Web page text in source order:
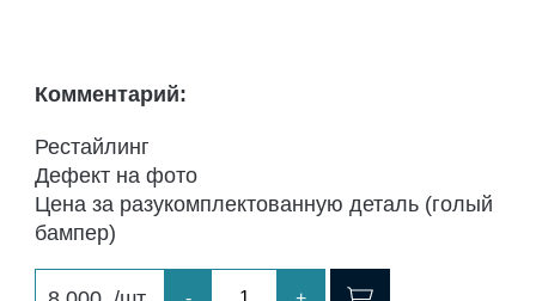
Комментарий:
Рестайлинг
Дефект на фото
Цена за разукомплектованную деталь (голый
бампер)